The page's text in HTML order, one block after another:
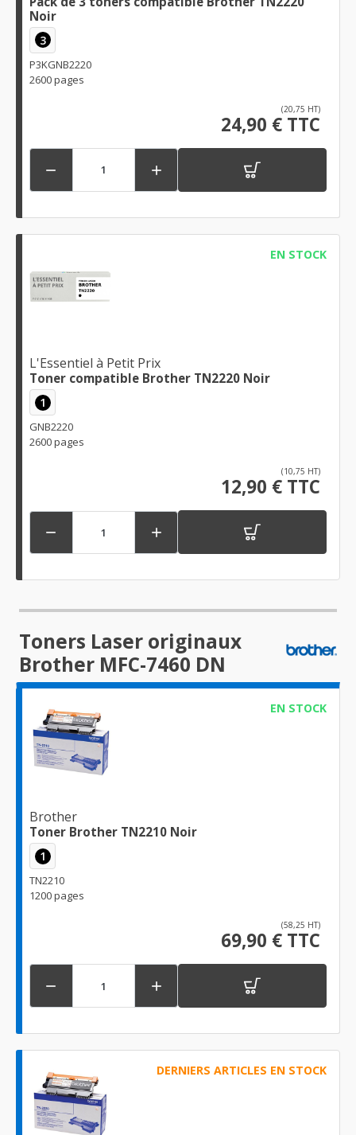
Noir
3
P3KGNB2220
2600 pages
(20,75 HT)
24,90 € TTC
 
EN STOCK
L'Essentiel à Petit Prix
Toner compatible Brother TN2220 Noir
1
GNB2220
2600 pages
(10,75 HT)
12,90 € TTC
 
Toners Laser originaux
Brother MFC-7460 DN
EN STOCK
Brother
Toner Brother TN2210 Noir
1
TN2210
1200 pages
(58,25 HT)
69,90 € TTC
 
DERNIERS ARTICLES EN STOCK